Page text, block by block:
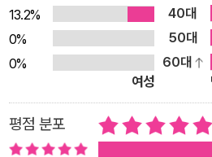
13.2%
40대
0%
50대
0%
60대
여성
평점 분포